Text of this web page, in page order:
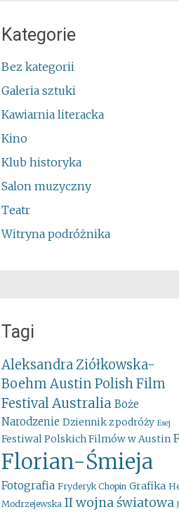
Kategorie
Bez kategorii
Galeria sztuki
Kawiarnia literacka
Kino
Klub historyka
Salon muzyczny
Teatr
Witryna podróżnika
Tagi
Aleksandra Ziółkowska-
Boehm Austin Polish Film
FestivalAustralia Boże
Narodzenie Dziennik z podróży Esej
Festiwal Polskich Filmów w Austin
Florian-Śmieja
Fotografia Fryderyk Chopin Grafika
Modrzejewska II wojna światowa